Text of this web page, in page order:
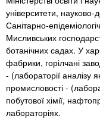
f
o
університети, науково-
Санітарно-
Мисливських
ботанічних садах. У
фабрики, горілчані
- (лабораторії аналізу
промисловості -
побутової хімії,
лабораторіях.